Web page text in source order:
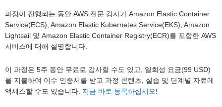
과정이 진행되는 동안 AWS 전문 강사가 Amazon Elastic Container
Service(ECS), Amazon Elastic Kubernetes Service(EKS), Amazon
Lightsail 및 Amazon Elastic Container Registry(ECR)를 포함한 AWS
서비스에 대해 설명합니다.
이 과정은 5주 동안 무료로 감사할 수도 있고, 일회성 요금(99 USD)
을 지불하여 이수 인증서를 받고 과정 콘텐츠, 실습 및 단계별 자료에
액세스할 수도 있습니다. 지금 바로 등록하십시오!